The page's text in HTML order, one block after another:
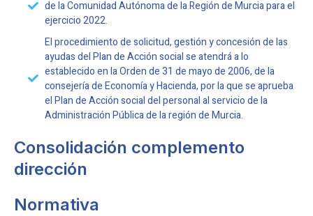
de la Comunidad Autónoma de la Región de Murcia para el
ejercicio 2022.
El procedimiento de solicitud, gestión y concesión de las
ayudas del Plan de Acción social se atendrá a lo
establecido en la Orden de 31 de mayo de 2006, de la
consejería de Economía y Hacienda, por la que se aprueba
el Plan de Acción social del personal al servicio de la
Administración Pública de la región de Murcia.
Consolidación complemento
dirección
Normativa